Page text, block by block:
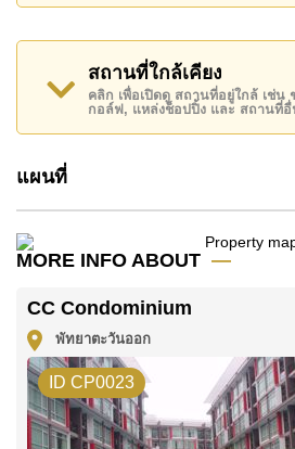
สถานที่สำคัญใกล้ CC
ประจำทาง, ใกล้ทางด่วนมอเตอร์เ
ฟาร์มแกะพัทยา, อุทยานหินล้านปีแ
เอเชีย 9 หลุม กอล์ฟ, สยามคันทรีค
น้ำ และโรลลิ่งฮิลส์) , รพ.กรุงเทพพั
อสังหาริมทรัพย์นี้มีไว้สำหรับขายใน
บาท คิดเป็น ฿ 52,685 บาทต่อตารา
โฉนดที่ดินของอสังหาริมทรัพย์นี้อยู่
ค้นพบโอกาสในการทำให้ที่อยู่อาศั
คุณ!
ติดต่อ Cornerstone Real Estate
หรือ อีเมล
สถานที่ใกล้เคียง
คลิก เพื่อเปิดดู สถานที่อยู่ใกล้ เช่น
กอล์ฟ, แหล่งช็อปปิ้ง และ สถานที่
แผนที่
MORE INFO ABOUT
CC Condominium
พัทยาตะวันออก
ID CP0023